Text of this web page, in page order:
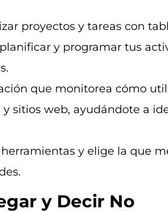
proyectos y tareas con
y programar tus
que monitorea cómo
sitios web, ayudándote a
y elige la que
y Decir No